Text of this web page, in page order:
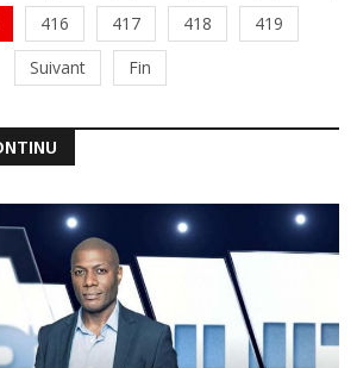
416 417 418
419
Suivant
Fin